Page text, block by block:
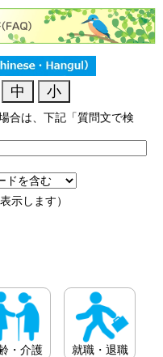
合は、下記「質問文で検
示します）
・介護 就職・退職